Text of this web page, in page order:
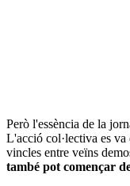
Però l'essència de la
L'acció col·lectiva es
vincles entre veïns
també pot començar